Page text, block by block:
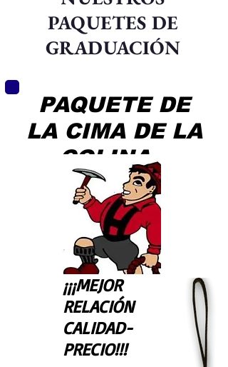
PAQUETES DE
GRADUACIÓN
PAQUETE DE
LA CIMA DE LA
COLINA
¡¡¡MEJOR
RELACIÓN
CALIDAD-
PRECIO!!!